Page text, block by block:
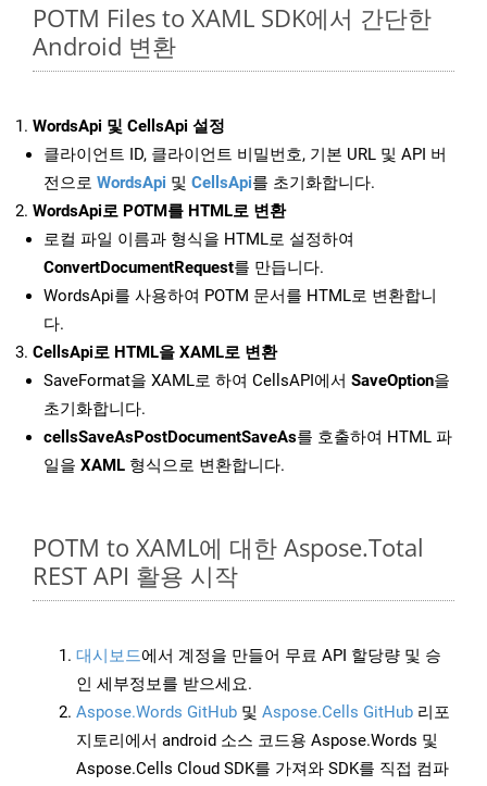
POTM Files to XAML SDK에서 간단한
Android 변환
WordsApi 및 CellsApi 설정
클라이언트 ID, 클라이언트 비밀번호, 기본 URL 및 API 버
전으로 WordsApi 및 CellsApi를 초기화합니다.
WordsApi로 POTM를 HTML로 변환
로컬 파일 이름과 형식을 HTML로 설정하여
ConvertDocumentRequest를 만듭니다.
WordsApi를 사용하여 POTM 문서를 HTML로 변환합니
다.
CellsApi로 HTML을 XAML로 변환
SaveFormat을 XAML로 하여 CellsAPI에서 SaveOption을
초기화합니다.
cellsSaveAsPostDocumentSaveAs를 호출하여 HTML 파
일을 XAML 형식으로 변환합니다.
POTM to XAML에 대한 Aspose.Total
REST API 활용 시작
대시보드에서 계정을 만들어 무료 API 할당량 및 승
인 세부정보를 받으세요.
Aspose.Words GitHub 및 Aspose.Cells GitHub 리포
지토리에서 android 소스 코드용 Aspose.Words 및
Aspose.Cells Cloud SDK를 가져와 SDK를 직접 컴파